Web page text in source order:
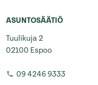
ASUNTOSÄÄTIÖ
Tuulikuja 2
02100 Espoo
09 4246 9333